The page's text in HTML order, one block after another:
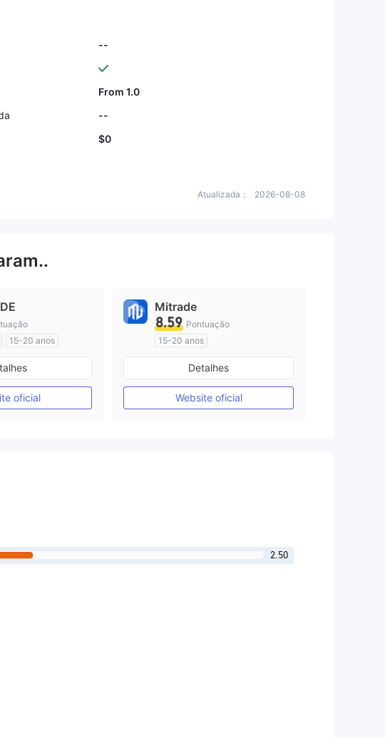
--
From 1.0
--
$0
Atualizada： 2026-08-08
15-20 anos
(MM)
MT4
oficial
Mitrade
8.59 Pontuação
15-20 anos
Austrália Regulamento
Market Marketing (MM)
Autopesquisa
Detalhes
Website oficial
2.50